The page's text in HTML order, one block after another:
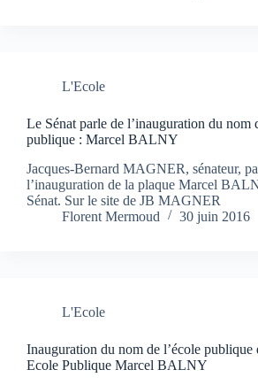
L'Ecole
Le Sénat parle de l’inauguration du nom
publique : Marcel BALNY
Jacques-Bernard MAGNER, sénateur,
l’inauguration de la plaque Marcel
Sénat. Sur le site de JB MAGNER
Florent Mermoud
30 juin 2016
L'Ecole
Inauguration du nom de l’école publique
Ecole Publique Marcel BALNY